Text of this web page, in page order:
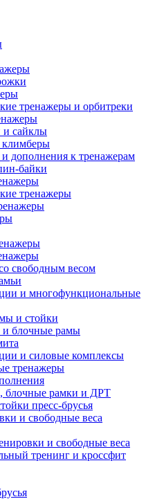
тренажеры и орбитреки
сайклы
дополнения к тренажерам
байки
тренажеры
свободным весом
и многофункциональные
и стойки
и блочные рамы
и силовые комплексы
тренажеры
блочные рамки и ДРТ
пресс-брусья
и свободные веса
и свободные веса
тренинг и кроссфит